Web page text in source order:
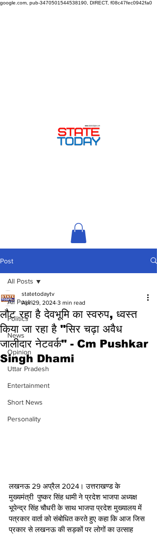
google.com, pub-3470501544538190, DIRECT, f08c47fec0942fa0
Post
All Posts
Politics
News
Opinion
Uttar Pradesh
Entertainment
Short News
Personality
All Posts
लौट रहा है देवभूमि का स्वरुप, ध्वस्त
किया जा रहा है "सिर चढ़ा अवैध
जालीदार नेटवर्क" - Cm Pushkar
Singh Dhami
statetodaytv
Apr 29, 2024 3 min read
लखनऊ 29 अप्रैल 2024। उत्तराखण्ड के
मुख्यमंत्री  पुष्कर सिंह धामी ने प्रदेश भाजपा अध्यक्ष
भूपेन्द्र सिंह चौधरी के साथ भाजपा प्रदेश मुख्यालय में
पत्रकार वार्ता को संबोधित करते हुए कहा कि आज जिस
प्रकार से लखनऊ की सड़कों पर लोगों का उत्साह